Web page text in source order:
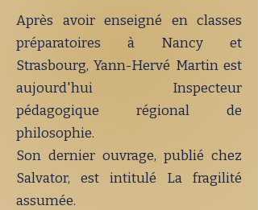
Après avoir enseigné en classes
préparatoires à Nancy et
Strasbourg, Yann-Hervé Martin est
aujourd'hui Inspecteur
pédagogique régional de
philosophie.
Son dernier ouvrage, publié chez
Salvator, est intitulé La fragilité
assumée.